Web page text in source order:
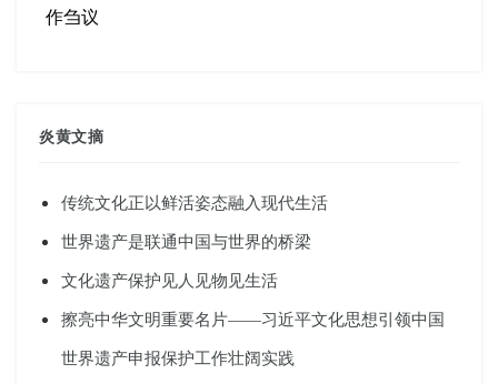
作刍议
炎黄文摘
传统文化正以鲜活姿态融入现代生活
世界遗产是联通中国与世界的桥梁
文化遗产保护见人见物见生活
擦亮中华文明重要名片——习近平文化思想引领中国
世界遗产申报保护工作壮阔实践